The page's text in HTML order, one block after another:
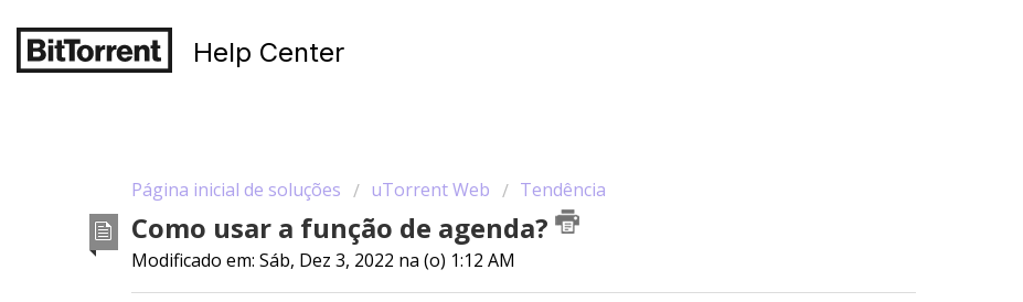
Help Center
Página inicial de soluções uTorrent Web Tendência
Como usar a função de agenda?
Modificado em: Sáb, Dez 3, 2022 na (o) 1:12 AM